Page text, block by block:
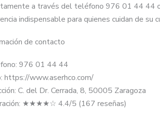
a través del teléfono 976 01 44 44 o
indispensable para quienes cuidan de su
de contacto
976 01 44 44
https://www.aserhco.com/
C. del Dr. Cerrada, 8, 50005 Zaragoza
★★★★☆ 4.4/5 (167 reseñas)